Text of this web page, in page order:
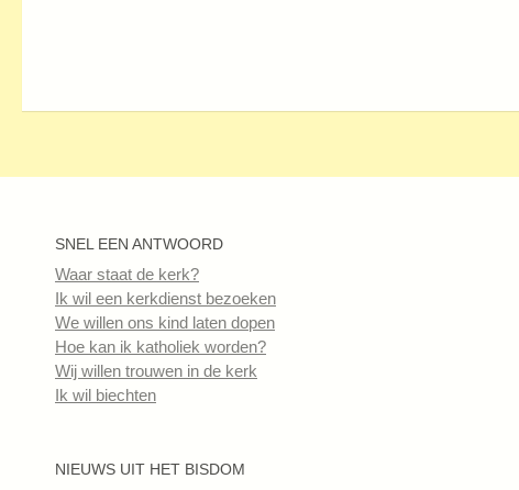
SNEL EEN ANTWOORD
Waar staat de kerk?
Ik wil een kerkdienst bezoeken
We willen ons kind laten dopen
Hoe kan ik katholiek worden?
Wij willen trouwen in de kerk
Ik wil biechten
NIEUWS UIT HET BISDOM